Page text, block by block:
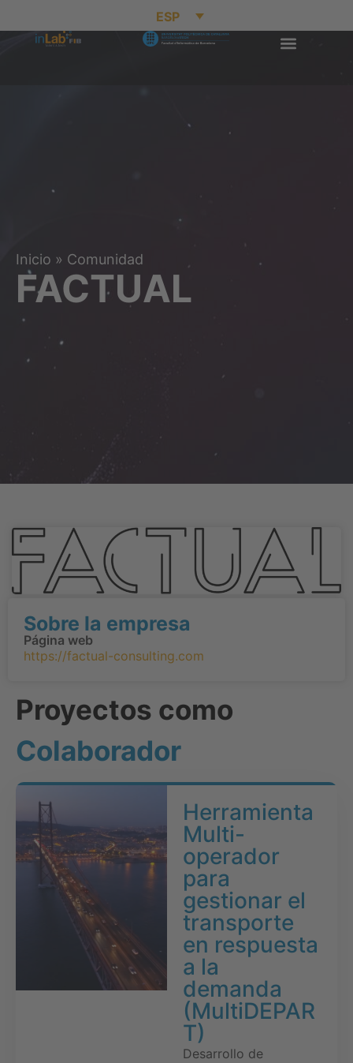
ESP
Inicio » Comunidad
FACTUAL
Proyectos como
Colaborador
Herramienta
Multi-
operador
para
gestionar el
transporte
en respuesta
a la
demanda
(MultiDEPAR
T)
Desarrollo de
Sobre la empresa
Página web
https://factual-consulting.com